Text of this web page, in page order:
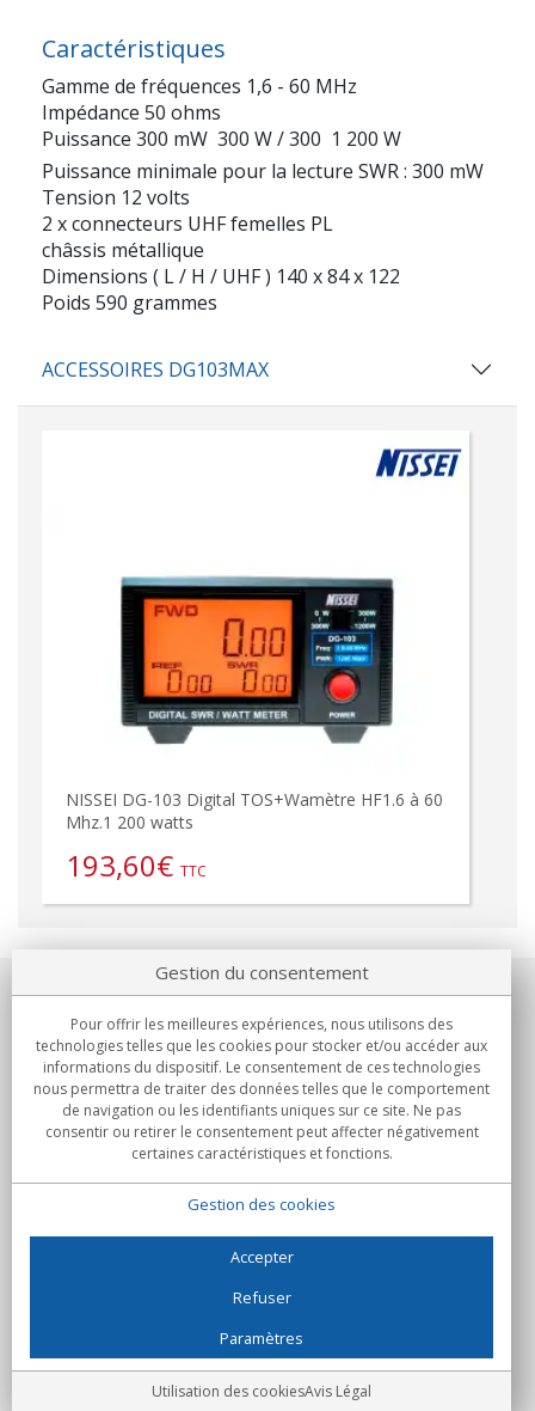
Caractéristiques
Gamme de fréquences 1,6 - 60 MHz
Impédance 50 ohms
Puissance 300 mW  300 W / 300  1 200 W
Puissance minimale pour la lecture SWR : 300 mW
Tension 12 volts
2 x connecteurs UHF femelles PL
châssis métallique
Dimensions ( L / H / UHF ) 140 x 84 x 122
Poids 590 grammes
ACCESSOIRES DG103MAX
NISSEI DG-103 Digital TOS+Wamètre HF1.6 à 60
Mhz.1 200 watts
193,60€ TTC
Notre société
Engagements
Achats
C/Flassaders, 13, Nave 6, 08130 Santa Perpètua de Mogoda
(Barcelone) - Espagne
Folie Numérique - Tous droits réservés
Gestion du consentement
Pour offrir les meilleures expériences, nous utilisons des
technologies telles que les cookies pour stocker et/ou accéder aux
informations du dispositif. Le consentement de ces technologies
nous permettra de traiter des données telles que le comportement
de navigation ou les identifiants uniques sur ce site. Ne pas
consentir ou retirer le consentement peut affecter négativement
certaines caractéristiques et fonctions.
Gestion des cookies
Accepter
Refuser
Paramètres
Utilisation des cookiesAvis Légal